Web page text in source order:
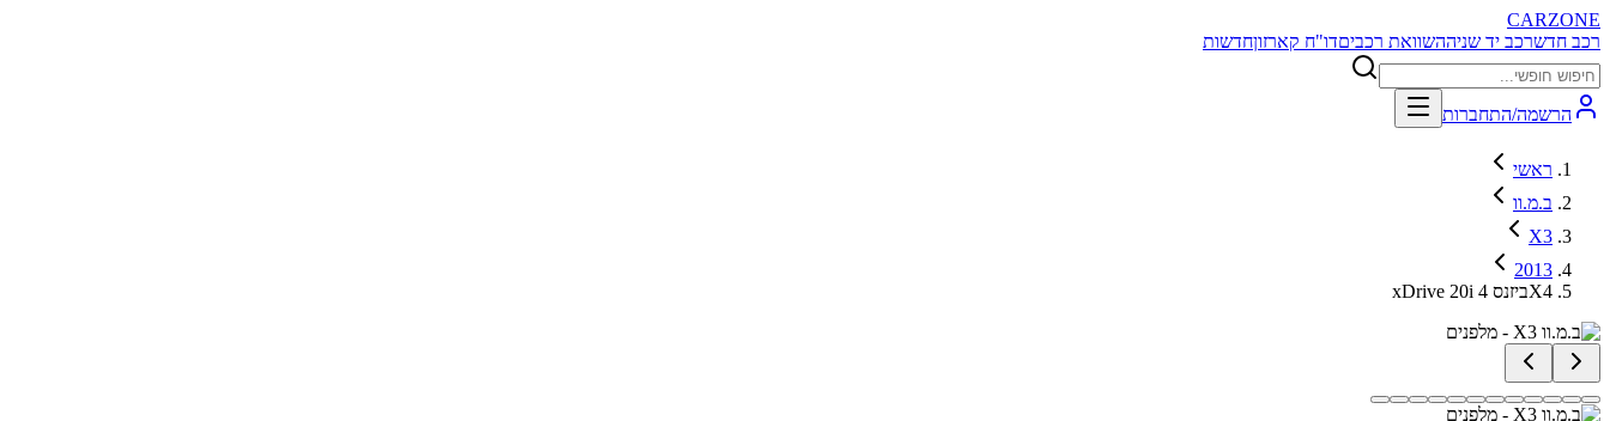
CARZONE
רכב חדשרכב יד שניההשוואת רכביםדו"ח קארזוןחדשות
הרשמה/התחברות
ראשי
ב.מ.וו
X3
2013
xDrive 20i ביזנס 4X4